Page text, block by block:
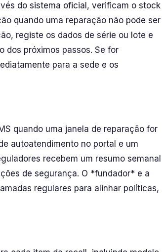
do sistema oficial, verificam o stock
quando uma reparação não pode ser
registe os dados de série ou lote e
dos próximos passos. Se for
para a sede e os
quando uma janela de reparação for
autoatendimento no portal e um
recebem um resumo semanal
de segurança. O *fundador* e a
regulares para alinhar políticas,